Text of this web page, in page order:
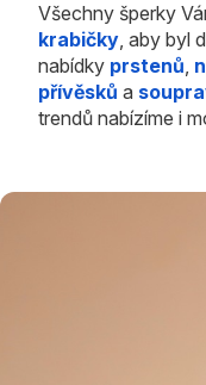
Všechny šperky
krabičky, aby byl
nabídky prstenů,
přívěsků a
trendů nabízíme i